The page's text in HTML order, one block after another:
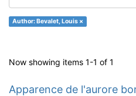
Author: Bevalet, Louis ×
Now showing items 1-1 of 1
Apparence de l'aurore